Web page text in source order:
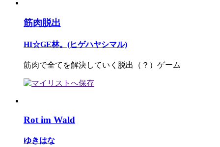
筋肉脱出
HI☆GE林。(ヒゲハヤシマル)
筋肉で全てを解決していく脱出（？）ゲーム
Rot im Wald
ゆきはな